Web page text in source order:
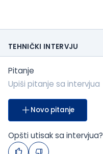
TEHNIČKI INTERVJU
Pitanje
Novo pitanje
Opšti utisak sa intervjua?